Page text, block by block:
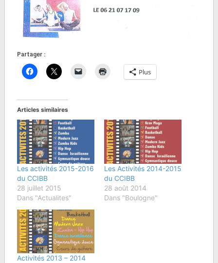
Partager :
Plus
Articles similaires
Les activités 2015-2016
du CCIBB
28 juillet 2015
Dans "Actualites"
Les Activités 2014-2015
du CCIBB
28 août 2014
Dans "Boulogne"
Activités 2013 – 2014